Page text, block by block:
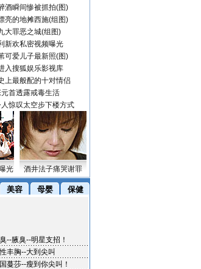
酒瞬间惨被抓拍(图)
亮的地摊西施(组图)
大罪恶之城(组图)
新欢私密视频曝光
可爱儿子最新照(图)
入搜狐娱乐影视库
上最般配的十对情侣
首透露戒毒生活
惊叹太空步下楼方式
光 酒井法子痛哭谢罪